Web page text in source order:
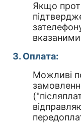
Якщо
вказаними
3. Оплата:
Можливі